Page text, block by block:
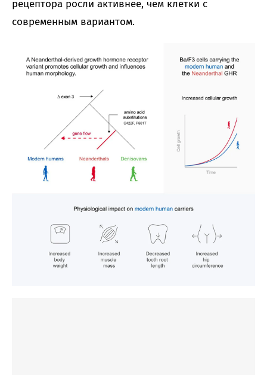
рецептора росли активнее, чем клетки с
современным вариантом.